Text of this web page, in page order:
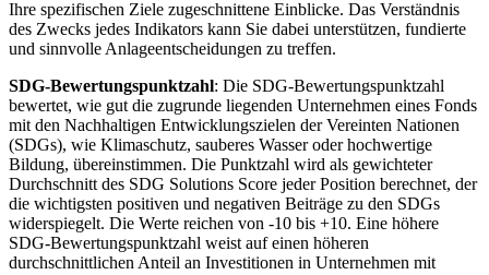
Ihre spezifischen Ziele zugeschnittene Einblicke. Das Verständnis
des Zwecks jedes Indikators kann Sie dabei unterstützen, fundierte
und sinnvolle Anlageentscheidungen zu treffen.
SDG-Bewertungspunktzahl: Die SDG-Bewertungspunktzahl
bewertet, wie gut die zugrunde liegenden Unternehmen eines Fonds
mit den Nachhaltigen Entwicklungszielen der Vereinten Nationen
(SDGs), wie Klimaschutz, sauberes Wasser oder hochwertige
Bildung, übereinstimmen. Die Punktzahl wird als gewichteter
Durchschnitt des SDG Solutions Score jeder Position berechnet, der
die wichtigsten positiven und negativen Beiträge zu den SDGs
widerspiegelt. Die Werte reichen von -10 bis +10. Eine höhere
SDG-Bewertungspunktzahl weist auf einen höheren
durchschnittlichen Anteil an Investitionen in Unternehmen mit